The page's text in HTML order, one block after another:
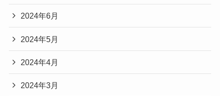
2024年6月
2024年5月
2024年4月
2024年3月